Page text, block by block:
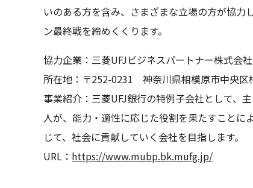
いのある方を含み、さまざまな立場の方が協
ン最終戦を締めくくります。
協力企業：三菱UFJビジネスパートナー株式会社
所在地：〒252-0231 神奈川県相模原市中央区
事業紹介：三菱UFJ銀行の特例子会社として、
人が、能力・適性に応じた役割を果たすこと
じて、社会に貢献していく会社を目指します。
URL： https://www.mubp.bk.mufg.jp/